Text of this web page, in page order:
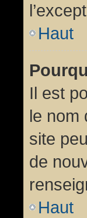
Haut
Il est
le nom
site
de
Haut